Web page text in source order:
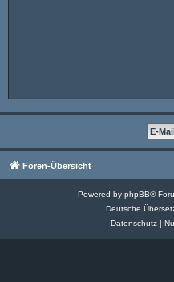
Foren-Übersicht
Powered by phpBB®
Deutsche
Datenschutz|